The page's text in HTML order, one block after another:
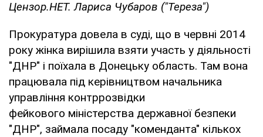
Цензор.НЕТ. Лариса Чубаров ("Тереза")
Прокуратура довела в суді, що в червні 2014
року жінка вирішила взяти участь у діяльності
"ДНР" і поїхала в Донецьку область. Там вона
працювала під керівництвом начальника
управління контррозвідки
фейкового міністерства державної безпеки
"ДНР", займала посаду "коменданта" кількох